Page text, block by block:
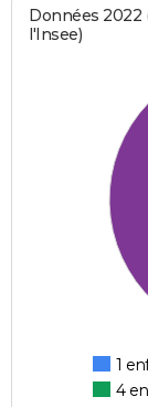
Données 2022
l'Insee)
1
4